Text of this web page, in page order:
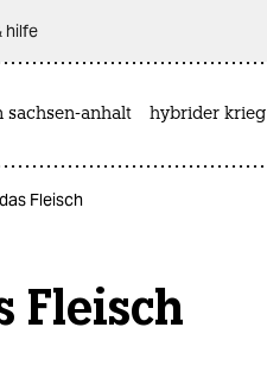
hilfe
sachsen-anhalt hybrider krieg
Fleisch
Fleisch